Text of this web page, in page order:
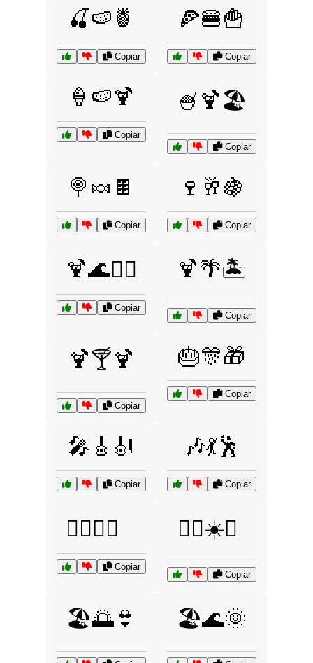
🍒🍉🍍
Copiar
🍕🍔🍟
Copiar
🍦🍉🍹
Copiar
🍧🍹🏖️
Copiar
🍭🍬🍫
Copiar
🍷🥂🍇
Copiar
🍹🌊🏄‍♀️
Copiar
🍹🌴🏝️
Copiar
🍹🍸🍹
Copiar
🎂🎊🎁
Copiar
🎤🎸🎻
Copiar
🎶💃🕺
Copiar
🏄‍♂️🌊🌞
Copiar
🏄‍♂️☀️🌊
Copiar
🏖️🌅👙 🏖️🌊🌞